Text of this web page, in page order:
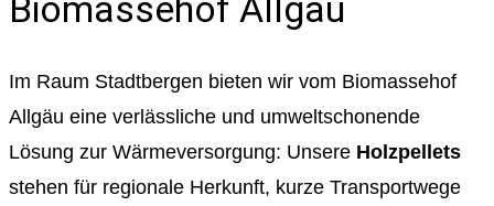
Im Raum Stadtbergen bieten wir vom Biomassehof
Allgäu eine verlässliche und umweltschonende
Lösung zur Wärmeversorgung: Unsere Holzpellets
stehen für regionale Herkunft, kurze Transportwege